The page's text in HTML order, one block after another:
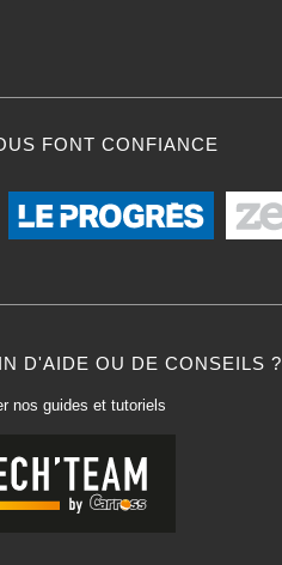
FONT CONFIANCE
D'AIDE OU DE CONSEILS ?
nos guides et tutoriels